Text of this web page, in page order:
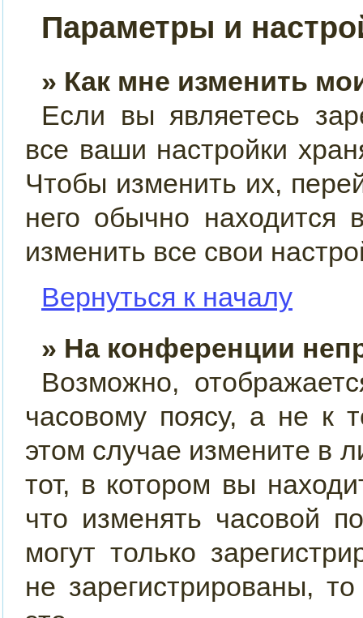
Параметры и
» Как мне изменить
Если вы являетесь
все ваши настройки
Чтобы изменить их,
него обычно
изменить все свои
Вернуться к началу
» На конференции
Возможно,
часовому поясу, а не к
этом случае измените в
тот, в котором вы
что изменять часовой
могут только
не зарегистрированы,